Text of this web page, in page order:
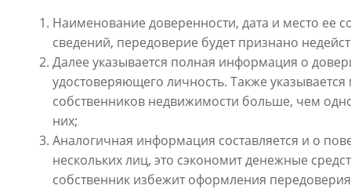
Наименование доверенности, дата и место ее
сведений, передоверие будет признано
Далее указывается полная информация о
удостоверяющего личность. Также
собственников недвижимости больше, чем
них;
Аналогичная информация составляется и о
нескольких лиц, это сэкономит денежные
собственник избежит оформления